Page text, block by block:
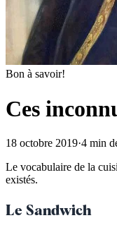
Bon à savoir!
Ces
18 octobre 2019·4 min
Le vocabulaire de la
existés.
Le Sandwich